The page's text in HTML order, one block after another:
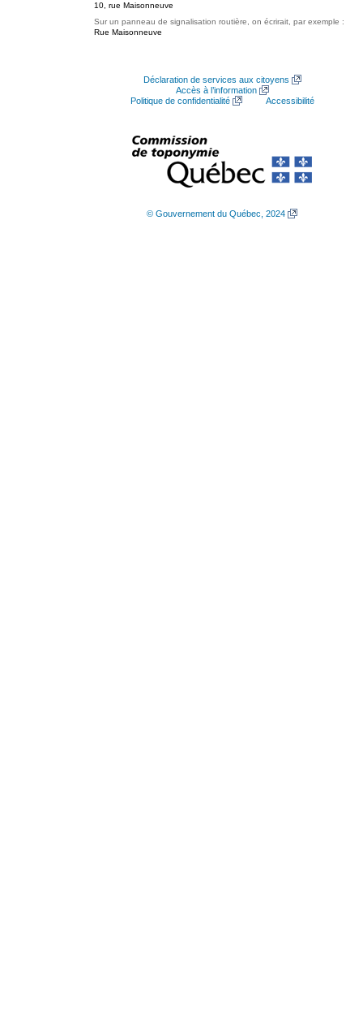
10, rue Maisonneuve
Sur un panneau de signalisation routière, on écrirait, par exemple :
Rue Maisonneuve
Déclaration de services aux citoyens
Accès à l’information
Politique de confidentialité
Accessibilité
© Gouvernement du Québec, 2024